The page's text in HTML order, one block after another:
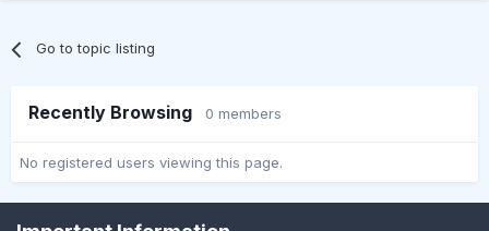
Go to topic listing
Recently Browsing 0 members
No registered users viewing this page.